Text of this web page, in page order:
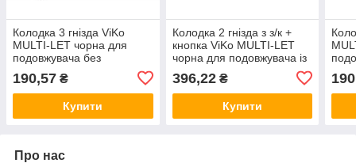
Колодка 3 гнізда ViKo
MULTI-LET чорна для
подовжувача без
гнізда 90132300
190,57 ₴
Купити
Колодка 2 гнізда з з/к +
кнопка ViKo MULTI-LET
чорна для подовжувача із
заземленням, колодка 2
гнізда 90138200
396,22₴
Купити
Про нас